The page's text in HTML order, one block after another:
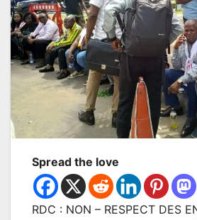
Spread the love
RDC : NON – RESPECT DES